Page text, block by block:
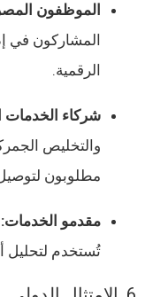
الموظفون
المشاركون في
الرقمية.
شركاء الخدمات
والتخليص
مطلوبون
مقدمو الخدمات:
تُستخدم لتحليل